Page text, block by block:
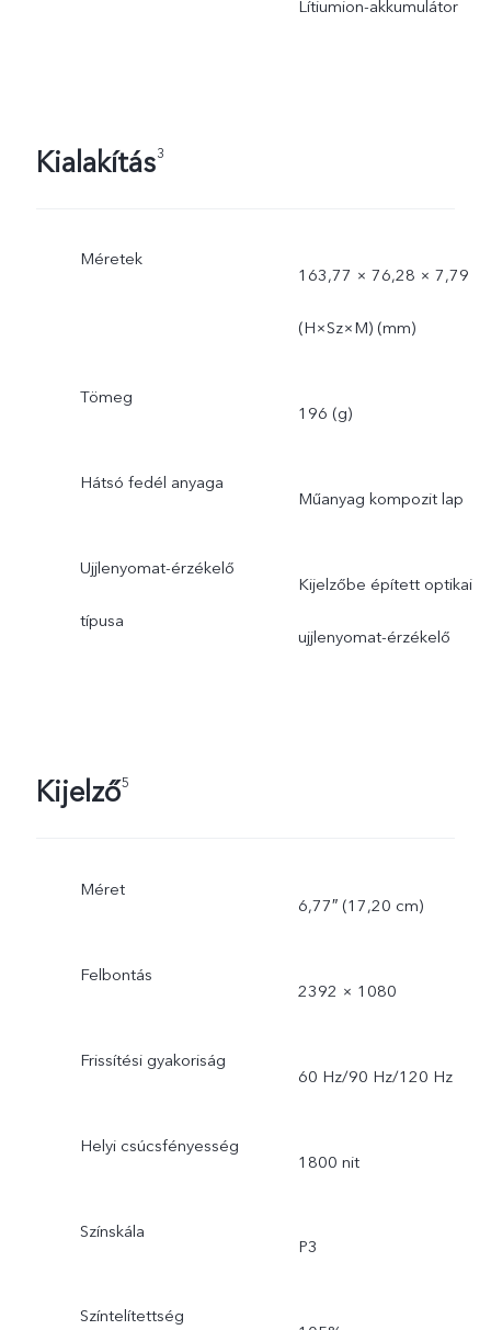
Lítiumion-akkumulátor
Kialakítás3
Méretek
163,77 × 76,28 × 7,79
(H×Sz×M) (mm)
Tömeg
196 (g)
Hátsó fedél anyaga
Műanyag kompozit lap
Ujjlenyomat-érzékelő
típusa
Kijelzőbe épített optikai
ujjlenyomat-érzékelő
Kijelző5
Méret
6,77″ (17,20 cm)
Felbontás
2392 × 1080
Frissítési gyakoriság
60 Hz/90 Hz/120 Hz
Helyi csúcsfényesség
1800 nit
Színskála
P3
Színtelítettség